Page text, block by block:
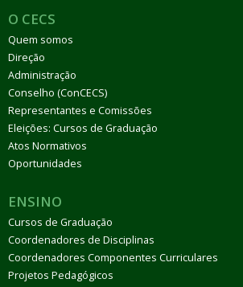
O CECS
Quem somos
Direção
Administração
Conselho (ConCECS)
Representantes e Comissões
Eleições: Cursos de Graduação
Atos Normativos
Oportunidades
ENSINO
Cursos de Graduação
Coordenadores de Disciplinas
Coordenadores Componentes Curriculares
Projetos Pedagógicos